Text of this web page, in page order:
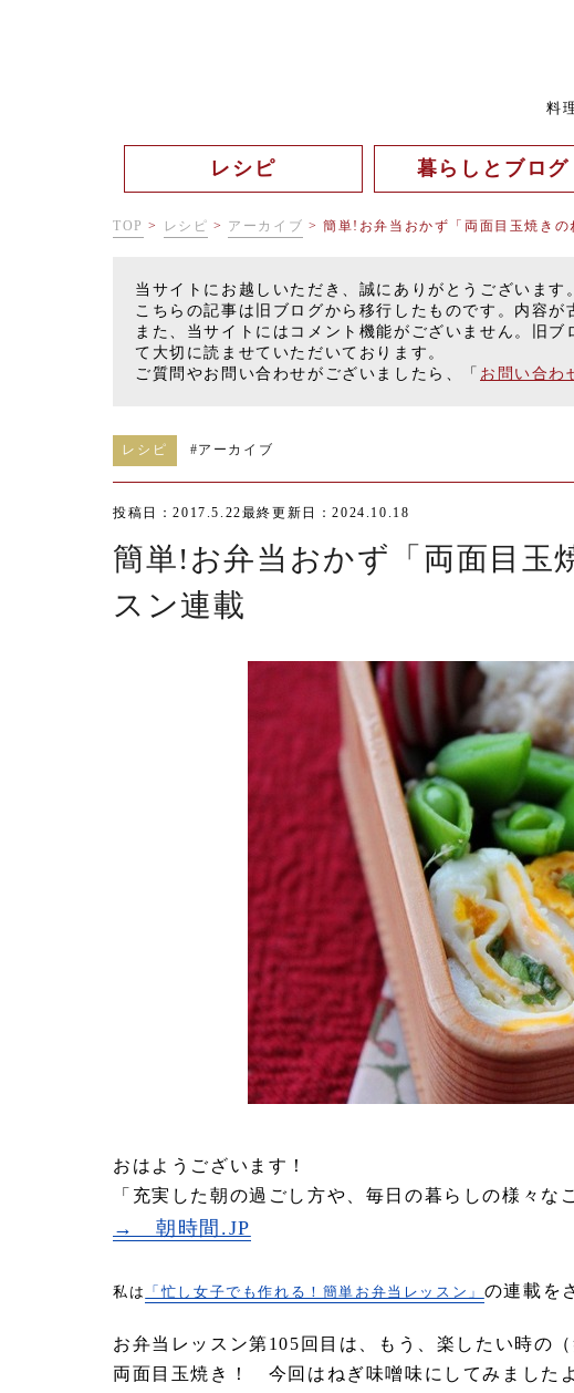
料
レシピ 暮らしとブログ
TOP > レシピ > アーカイブ >簡単!お弁当おかず「両面目玉焼き
当サイトにお越しいただき、誠にありがとうございます
こちらの記事は旧ブログから移行したものです。内容
また、当サイトにはコメント機能がございません。旧
て大切に読ませていただいております。
ご質問やお問い合わせがございましたら、「 お問い合わ
レシピ #アーカイブ
投稿日：2017.5.22最終更新日：2024.10.18
簡単!お弁当おかず「両面目玉
スン連載
おはようございます！
「充実した朝の過ごし方や、毎日の暮らしの様々な
→ 朝時間.JP
私は 「忙し女子でも作れる！簡単お弁当レッスン」 の連載を
お弁当レッスン第105回目は、もう、楽したい時の
両面目玉焼き！ 今回はねぎ味噌味にしてみましたよ